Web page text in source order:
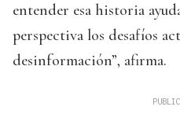
entender esa historia
perspectiva los desafíos
desinformación”, afirma.